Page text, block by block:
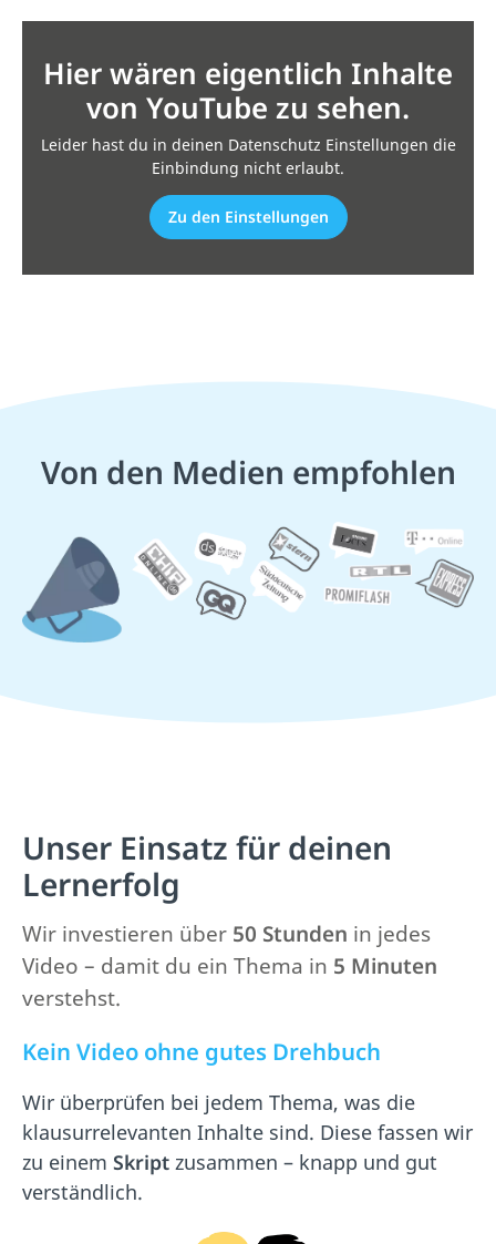
Hier wären eigentlich Inhalte
von YouTube zu sehen.
Leider hast du in deinen Datenschutz Einstellungen die
Einbindung nicht erlaubt.
Zu den Einstellungen
Von den Medien empfohlen
Unser Einsatz für deinen
Lernerfolg
Wir investieren über 50 Stunden in jedes
Video – damit du ein Thema in 5 Minuten
verstehst.
Kein Video ohne gutes Drehbuch
Wir überprüfen bei jedem Thema, was die
klausurrelevanten Inhalte sind. Diese fassen wir
zu einem Skript zusammen – knapp und gut
verständlich.